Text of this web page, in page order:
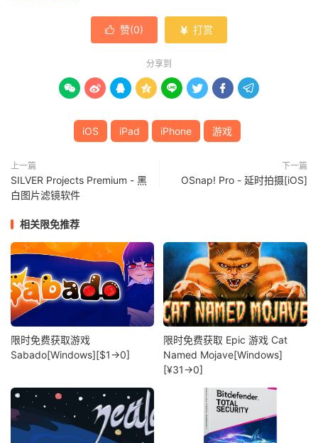
 赞(0)  打赏
分享到
       
iOS iPad iPhone 游戏
上一篇
SILVER Projects Premium - 黑
白图片滤镜软件
下一篇
OSnap! Pro - 延时拍摄[iOS]
相关限免推荐
限时免费获取游戏
Sabado[Windows][$1→0]
限时免费获取 Epic 游戏 Cat
Named Mojave[Windows]
[¥31→0]